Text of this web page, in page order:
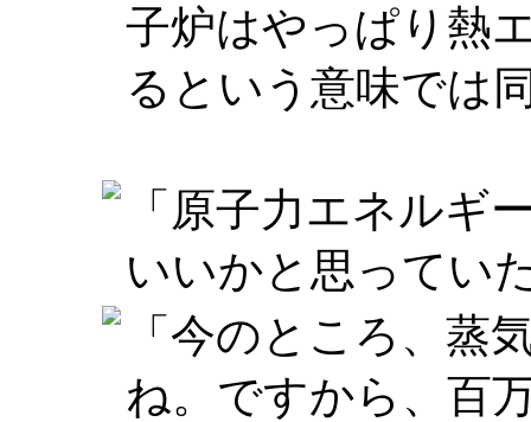
子炉はやっぱり熱
るという意味では
「原子力エネルギ
いいかと思ってい
「今のところ、蒸
ね。ですから、百